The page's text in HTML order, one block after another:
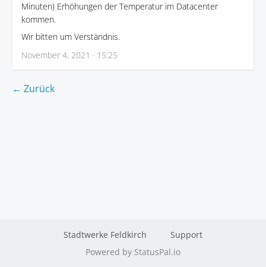
Minuten) Erhöhungen der Temperatur im Datacenter
kommen.
Wir bitten um Verständnis.
November 4, 2021 · 15:25
← Zurück
Stadtwerke Feldkirch
Support
Powered by StatusPal.io